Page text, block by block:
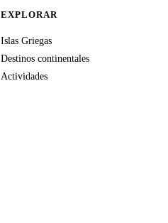
EXPLORAR
Islas Griegas
Destinos continentales
Actividades